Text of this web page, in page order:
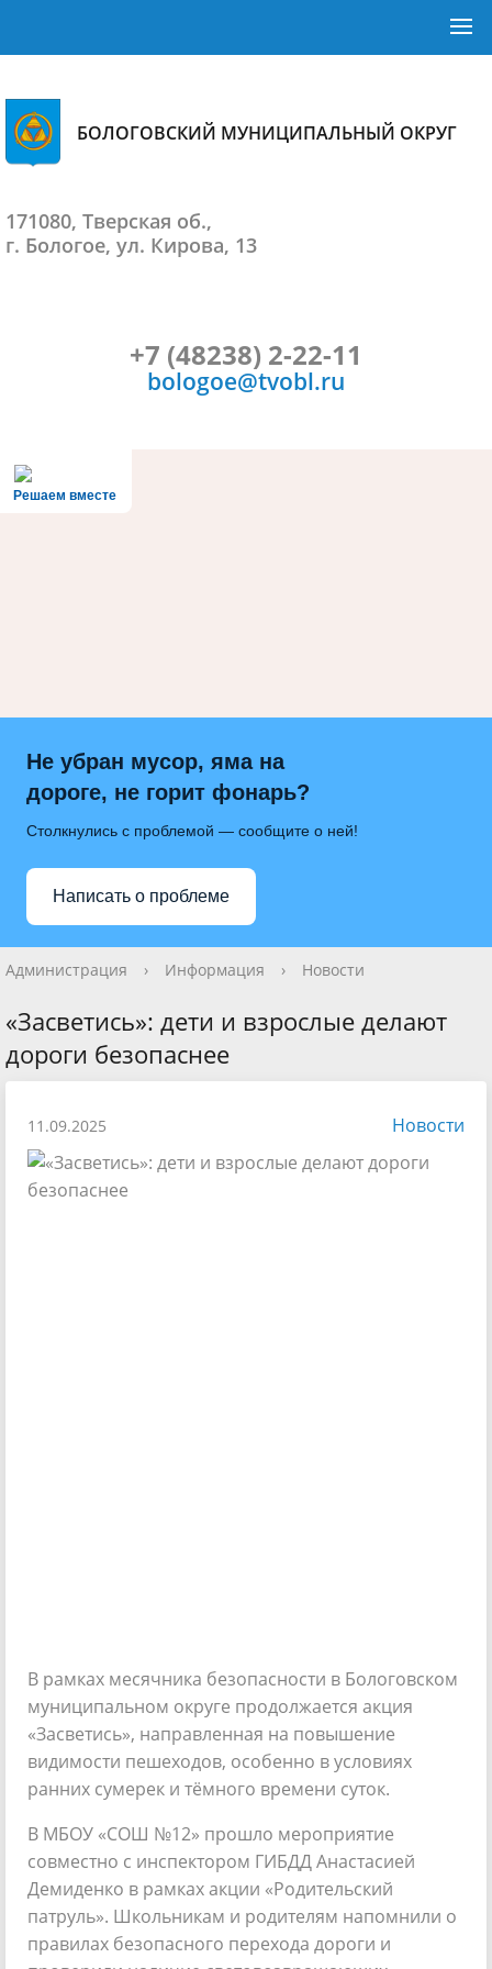
БОЛОГОВСКИЙ МУНИЦИПАЛЬНЫЙ ОКРУГ
171080, Тверская об.,
г. Бологое, ул. Кирова, 13
+7 (48238) 2-22-11
bologoe@tvobl.ru
Решаем вместе
Не убран мусор, яма на
дороге, не горит фонарь?
Столкнулись с проблемой — сообщите о ней!
Написать о проблеме
Администрация › Информация › Новости
«Засветись»: дети и взрослые делают
дороги безопаснее
11.09.2025 Новости
В рамках месячника безопасности в Бологовском
муниципальном округе продолжается акция
«Засветись», направленная на повышение
видимости пешеходов, особенно в условиях
ранних сумерек и тёмного времени суток.
В МБОУ «СОШ №12» прошло мероприятие
совместно с инспектором ГИБДД Анастасией
Демиденко в рамках акции «Родительский
патруль». Школьникам и родителям напомнили о
правилах безопасного перехода дороги и